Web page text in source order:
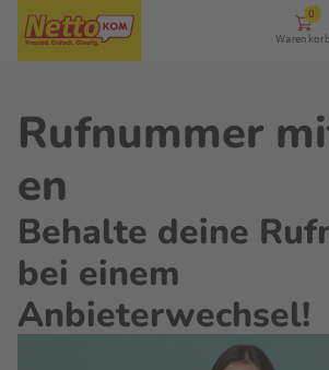
0
Warenkorb
Rufnummer
en
Behalte deine
bei einem
Anbieterwechsel!